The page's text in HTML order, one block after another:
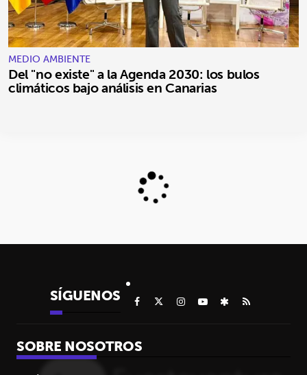
MEDIO AMBIENTE
Del "no existe" a la Agenda 2030: los bulos
climáticos bajo análisis en Canarias
SÍGUENOS
SOBRE NOSOTROS